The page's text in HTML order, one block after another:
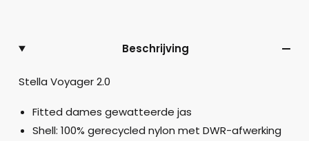
Beschrijving
Stella Voyager 2.0
Fitted dames gewatteerde jas
Shell: 100% gerecycled nylon met DWR-afwerking